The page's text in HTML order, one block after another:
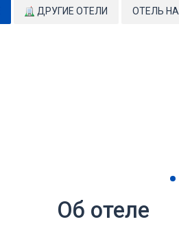
ДРУГИЕ ОТЕЛИ ОТЕЛЬ
Об отеле